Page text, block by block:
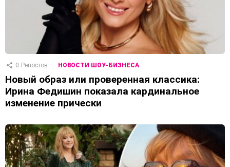
0 Репостов НОВОСТИ ШОУ-БИЗНЕСА
Новый образ или проверенная классика:
Ирина Федишин показала кардинальное
изменение прически